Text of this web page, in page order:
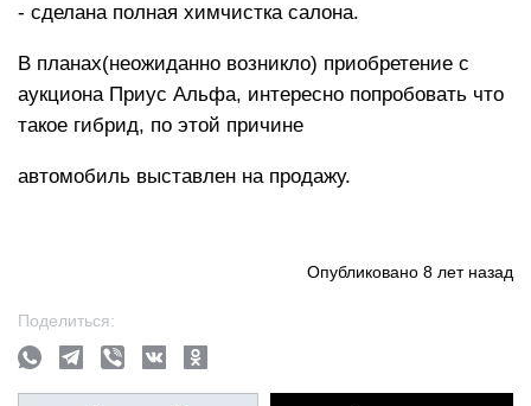
- cделана полная химчистка салона.
В планах(неожиданно возникло) приобретение с
аукциона Приус Альфа, интересно попробовать что
такое гибрид, по этой причине
автомобиль выставлен на продажу.
Опубликовано 8 лет назад
Поделиться: